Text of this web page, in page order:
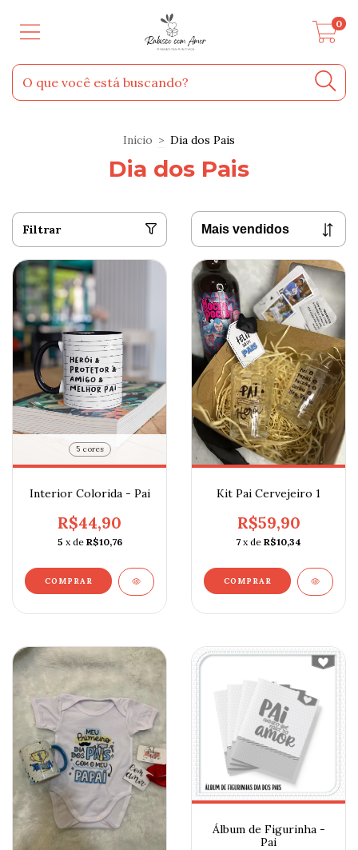
0
Início > Dia dos Pais
Dia dos Pais
Filtrar
5 cores
Interior Colorida - Pai
R$44,90
5 x de R$10,76
COMPRAR
Kit Pai Cervejeiro 1
R$59,90
7 x de R$10,34
Álbum de Figurinha -
Pai